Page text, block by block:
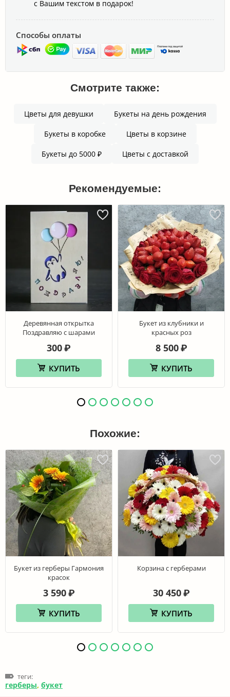
с Вашим текстом в подарок!
Способы оплаты
Смотрите также:
Цветы для девушки Букеты на день рождения
Букеты в коробке Цветы в корзине
Букеты до 5000 ₽ Цветы с доставкой
Рекомендуемые:
Деревянная открытка
Поздравляю с шарами
300₽
КУПИТЬ
Букет из клубники и
красных роз
8 500 ₽
КУПИТЬ
Похожие:
Букет из герберы Гармония
красок
3 590 ₽
КУПИТЬ
Корзина с герберами
30 450 ₽
КУПИТЬ
теги:
герберы, букет